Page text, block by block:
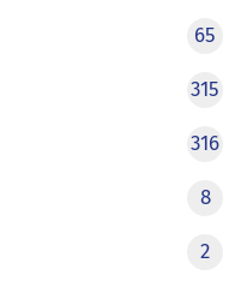
65
315
316
8
2